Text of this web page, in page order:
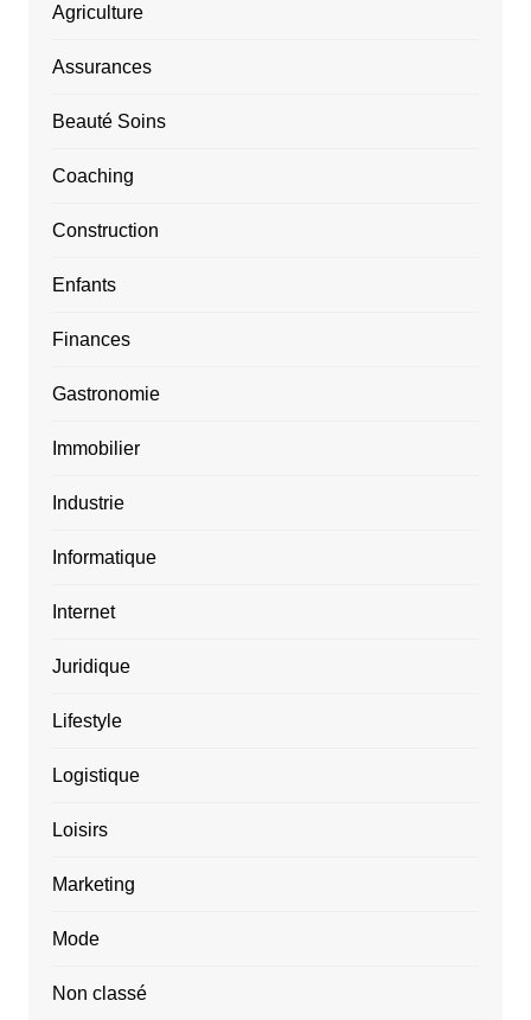
Agriculture
Assurances
Beauté Soins
Coaching
Construction
Enfants
Finances
Gastronomie
Immobilier
Industrie
Informatique
Internet
Juridique
Lifestyle
Logistique
Loisirs
Marketing
Mode
Non classé